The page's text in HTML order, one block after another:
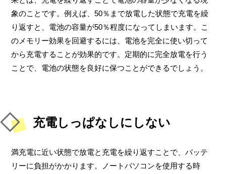
象のことです。例えば、50％まで放電した状態で充電を繰
り返すと、電池の容量が50％程度になってしまいます。こ
のメモリー効果を回避するには、電池を完全に使い切って
から充電することが効果的です。定期的に完全放電を行う
ことで、電池の状態を良好に保つことができるでしょう。
充電しっぱなしにしない
満充電に近い状態で放電と充電を繰り返すことで、バッテ
リーに負担がかかります。ノートパソコンを使用する時